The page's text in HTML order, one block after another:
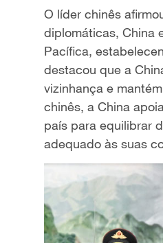
O líder chinês
diplomáticas, China
Pacífica,
destacou que a
vizinhança e
chinês, a China
país para equilibrar
adequado às suas